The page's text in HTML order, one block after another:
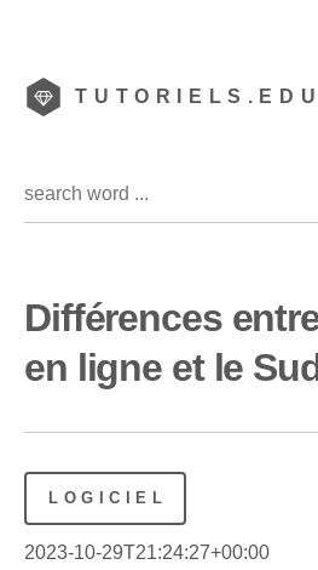
Différences
en ligne et le
LOGICIEL
2023-10-29T21:24:27+00:00